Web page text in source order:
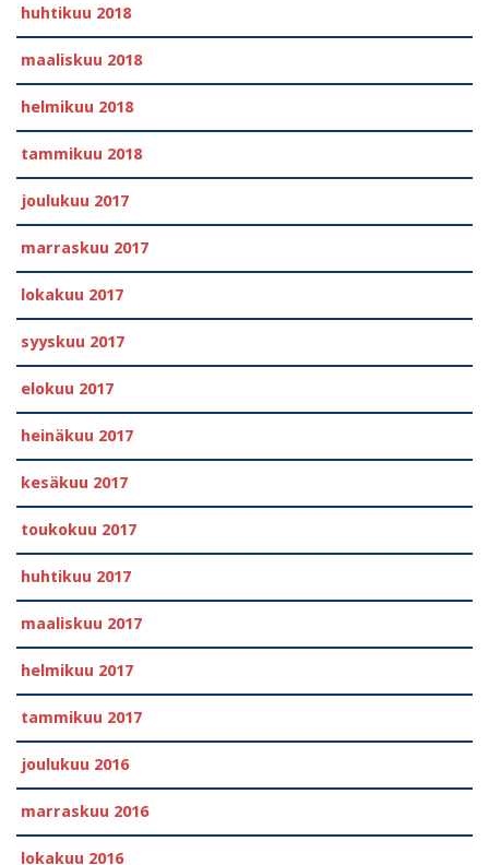
huhtikuu 2018
maaliskuu 2018
helmikuu 2018
tammikuu 2018
joulukuu 2017
marraskuu 2017
lokakuu 2017
syyskuu 2017
elokuu 2017
heinäkuu 2017
kesäkuu 2017
toukokuu 2017
huhtikuu 2017
maaliskuu 2017
helmikuu 2017
tammikuu 2017
joulukuu 2016
marraskuu 2016
lokakuu 2016